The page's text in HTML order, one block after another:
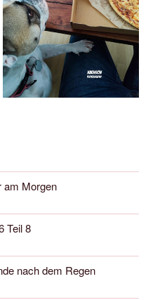
am Morgen
Teil 8
nach dem Regen